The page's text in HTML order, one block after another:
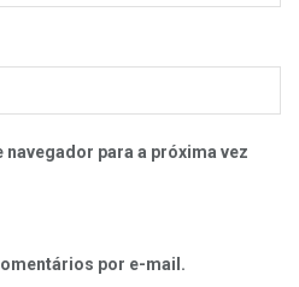
para a próxima vez
por e-mail.